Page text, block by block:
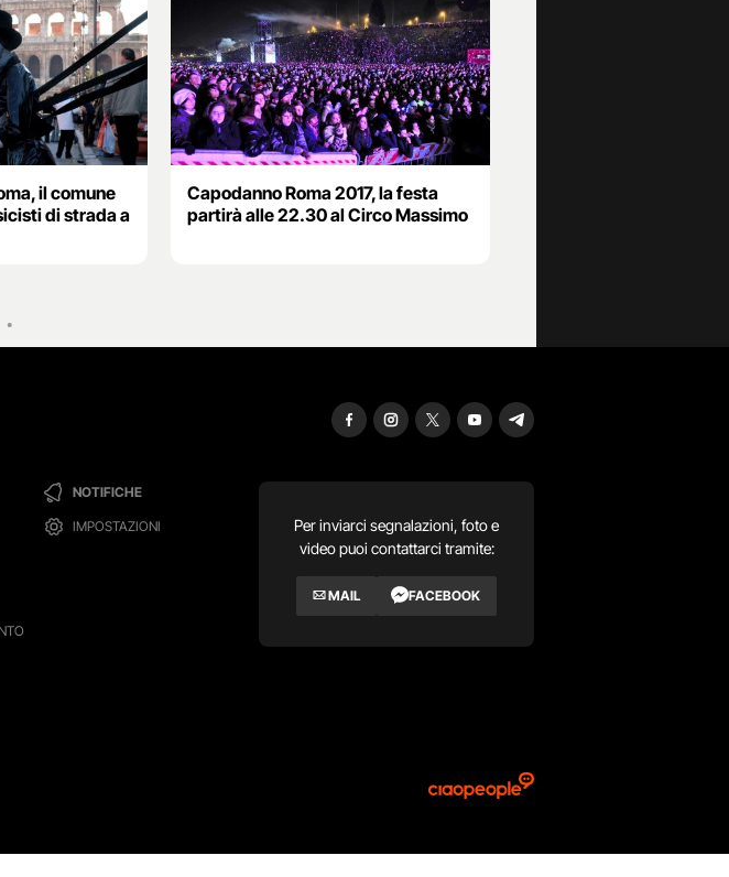
il comune
di strada a
Capodanno Roma 2017, la festa
partirà alle 22.30 al Circo Massimo
NOTIFICHE
IMPOSTAZIONI
Per inviarci segnalazioni, foto e
video puoi contattarci tramite:
MAIL FACEBOOK